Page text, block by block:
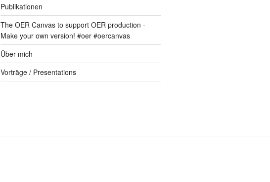
Publikationen
The OER Canvas to support OER production -
Make your own version! #oer #oercanvas
Über mich
Vorträge / Presentations